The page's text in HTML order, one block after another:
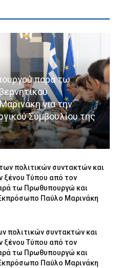
παρά τω
για την
Συμβουλίου της
πολιτικών συντακτών και
ξένου Τύπου από τον
τω Πρωθυπουργώ και
Παύλο Μαρινάκη
πολιτικών συντακτών και
ξένου Τύπου από τον
τω Πρωθυπουργώ και
Παύλο Μαρινάκη